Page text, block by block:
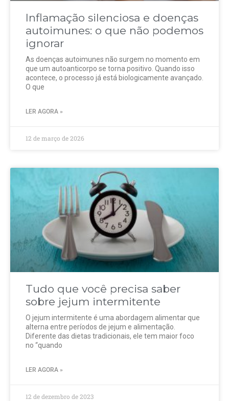
Inflamação silenciosa e doenças
autoimunes: o que não podemos
ignorar
As doenças autoimunes não surgem no momento em
que um autoanticorpo se torna positivo. Quando isso
acontece, o processo já está biologicamente avançado.
O que
LER AGORA »
12 de março de 2026
Tudo que você precisa saber
sobre jejum intermitente
O jejum intermitente é uma abordagem alimentar que
alterna entre períodos de jejum e alimentação.
Diferente das dietas tradicionais, ele tem maior foco
no “quando
LER AGORA »
12 de dezembro de 2023